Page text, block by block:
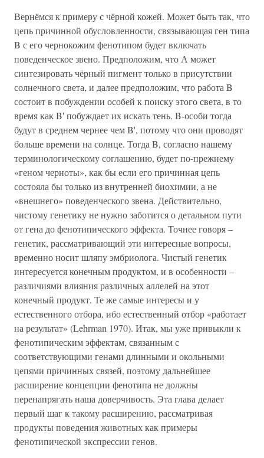
Вернёмся к примеру с чёрной кожей. Может быть так, что
цепь причинной обусловленности, связывающая ген типа
B с его чернокожим фенотипом будет включать
поведенческое звено. Предположим, что А может
синтезировать чёрный пигмент только в присутствии
солнечного света, и далее предположим, что работа B
состоит в побуждении особей к поиску этого света, в то
время как B' побуждает их искать тень. B-особи тогда
будут в среднем чернее чем B', потому что они проводят
больше времени на солнце. Тогда B, согласно нашему
терминологическому соглашению, будет по-прежнему
«геном черноты», как бы если его причинная цепь
состояла бы только из внутренней биохимии, а не
«внешнего» поведенческого звена. Действительно,
чистому генетику не нужно заботится о детальном пути
от гена до фенотипического эффекта. Точнее говоря –
генетик, рассматривающий эти интересные вопросы,
временно носит шляпу эмбриолога. Чистый генетик
интересуется конечным продуктом, и в особенности –
различиями влияния различных аллелей на этот
конечный продукт. Те же самые интересы и у
естественного отбора, ибо естественный отбор «работает
на результат» (Lehrman 1970). Итак, мы уже привыкли к
фенотипическим эффектам, связанным с
соответствующими генами длинными и окольными
цепями причинных связей, поэтому дальнейшее
расширение концепции фенотипа не должны
перенапрягать наша доверчивость. Эта глава делает
первый шаг к такому расширению, рассматривая
продукты поведения животных как примеры
фенотипической экспрессии генов.